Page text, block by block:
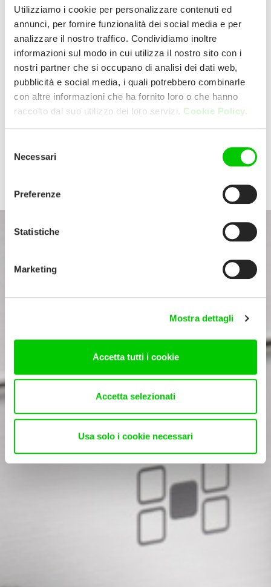
Utilizziamo i cookie per personalizzare contenuti ed
annunci, per fornire funzionalità dei social media e per
analizzare il nostro traffico. Condividiamo inoltre
informazioni sul modo in cui utilizza il nostro sito con i
nostri partner che si occupano di analisi dei dati web,
pubblicità e social media, i quali potrebbero combinarle
con altre informazioni che ha fornito loro o che hanno
raccolto dal suo utilizzo dei loro servizi. Cookie Policy.
delNecessari
Preferenze
Statistiche
Marketing
Mostra dettagli
Accetta tutti i cookie
Accetta selezionati
Usa solo i cookie necessari
Il design ergonomico ed i materiali di
pregio delle finiture Soft Touch sono
piacevoli al tocco e rendono la tua cucina
durevole nel tempo.
Per un coordinato perfetto con il tuo stile
scegli tra tutti gli elettrodomestici della
i sofisticati colori opachi.